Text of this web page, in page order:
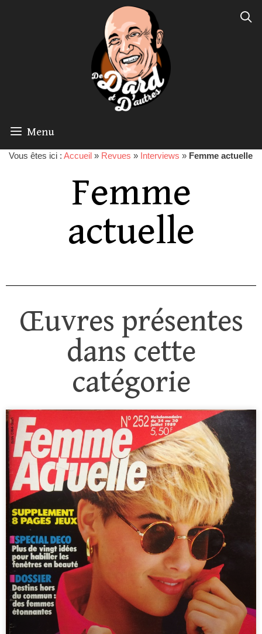
Menu
Vous êtes ici : Accueil » Revues » Interviews » Femme actuelle
Femme
actuelle
Œuvres présentes
dans cette
catégorie